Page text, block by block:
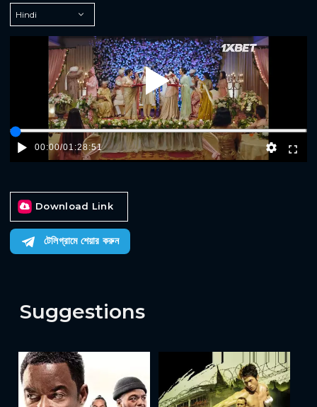
Play
00:00/01:28:51
Download Link
টেলিগ্রামে শেয়ার করুন
Suggestions